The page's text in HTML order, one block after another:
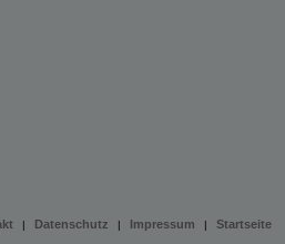
| Datenschutz | Impressum | Startseite